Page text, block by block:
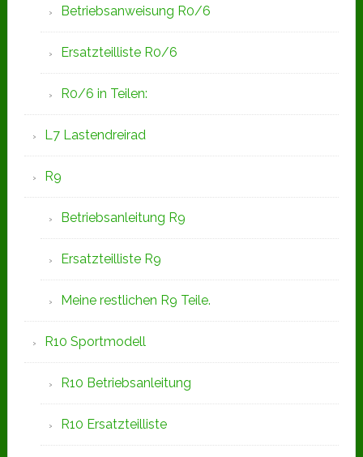
Betriebsanweisung R0/6
Ersatzteilliste R0/6
R0/6 in Teilen:
L7 Lastendreirad
R9
Betriebsanleitung R9
Ersatzteilliste R9
Meine restlichen R9 Teile.
R10 Sportmodell
R10 Betriebsanleitung
R10 Ersatzteilliste